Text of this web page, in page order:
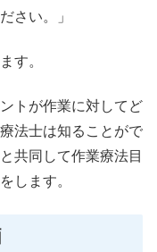
さい。」
す。
トが作業に対してど
法士は知ることがで
共同して作業療法目
します。